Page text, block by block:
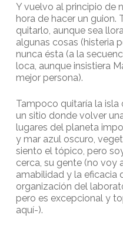
Y vuelvo al principio de
hora de hacer un guion.
quitarlo, aunque sea
algunas cosas (histeria
nunca ésta (a la
loca, aunque insistiera
mejor persona).
Tampoco quitaría la
un sitio donde volver
lugares del planeta
y mar azul oscuro,
siento el tópico, pero
cerca, su gente (no voy
amabilidad y la eficacia
organización del
pero es excepcional y
aquí-).